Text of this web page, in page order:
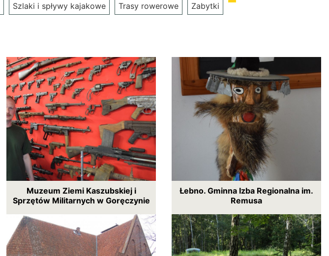
Szlaki i spływy kajakowe Trasy rowerowe Zabytki
Muzeum Ziemi Kaszubskiej i
Sprzętów Militarnych w Goręczynie
Łebno. Gminna Izba Regionalna im.
Remusa